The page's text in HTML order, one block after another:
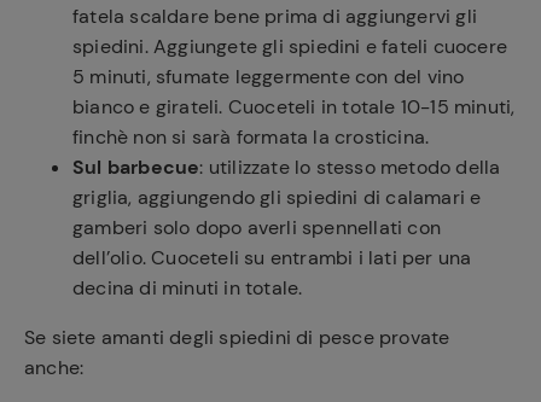
fatela scaldare bene prima di aggiungervi gli
spiedini. Aggiungete gli spiedini e fateli cuocere
5 minuti, sfumate leggermente con del vino
bianco e girateli. Cuoceteli in totale 10-15 minuti,
finchè non si sarà formata la crosticina.
Sul barbecue: utilizzate lo stesso metodo della
griglia, aggiungendo gli spiedini di calamari e
gamberi solo dopo averli spennellati con
dell’olio. Cuoceteli su entrambi i lati per una
decina di minuti in totale.
Se siete amanti degli spiedini di pesce provate
anche: